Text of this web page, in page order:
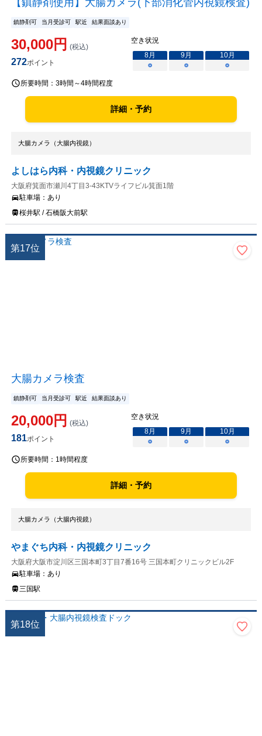
【鎮静剤使用】大腸カメラ(下部消化管内視鏡検査)
鎮静剤可 当月受診可 駅近 結果面談あり
30,000円 (税込)
272ポイント
空き状況
8月 9月 10月
○
○ ○
所要時間： 3時間～4時間程度
詳細・予約
大腸カメラ（大腸内視鏡）
よしはら内科・内視鏡クリニック
大阪府箕面市瀬川4丁目3-43KTVライフビル箕面1階
駐車場： あり
桜井駅 / 石橋阪大前駅
第17位
大腸カメラ検査
鎮静剤可 当月受診可 駅近 結果面談あり
20,000円 (税込)
181ポイント
空き状況
8月 9月 10月
○
○ ○
所要時間： 1時間程度
詳細・予約
大腸カメラ（大腸内視鏡）
やまぐち内科・内視鏡クリニック
大阪府大阪市淀川区三国本町3丁目7番16号 三国本町クリニックビル2F
駐車場： あり
三国駅
第18位